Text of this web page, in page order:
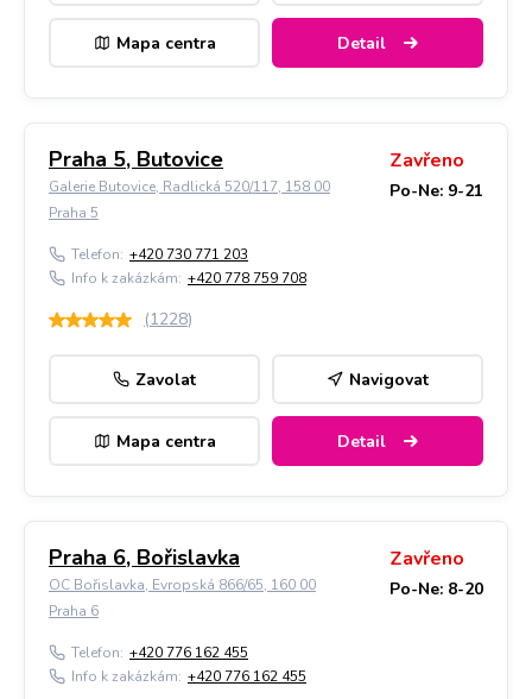
Mapa centra Detail
Praha 5, Butovice
Galerie Butovice, Radlická 520/117, 158 00
Praha 5
Zavřeno
Po-Ne: 9-21
Telefon: +420 730 771 203
Info k zakázkám: +420 778 759 708
(1228)
Zavolat Navigovat
Mapa centra Detail
Praha 6, Bořislavka
OC Bořislavka, Evropská 866/65, 160 00
Praha 6
Zavřeno
Po-Ne: 8-20
Telefon: +420 776 162 455
Info k zakázkám: +420 776 162 455